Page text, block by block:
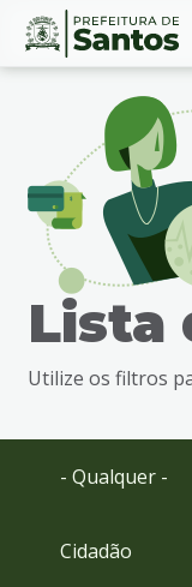
Ir
busca
Ir
Conteúdo
Lista
Utilize os filtros
- Qualquer -
Cidadão